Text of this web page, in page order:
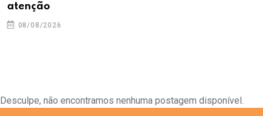
atenção
08/08/2026
Desculpe, não encontramos nenhuma postagem disponível.